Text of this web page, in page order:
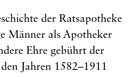
der Ratsapotheke
Männer als Apotheker
Ehre gebührt der
Jahren 1582–1911